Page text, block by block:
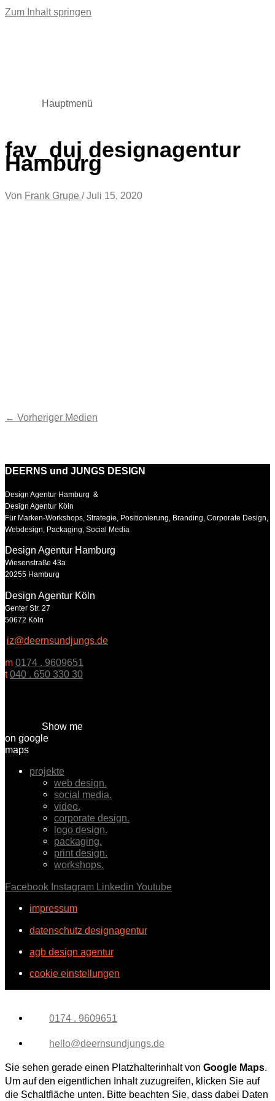
Zum Inhalt springen
Hauptmenü
fav_duj designagentur
Hamburg
Von Frank Grupe /Juli 15, 2020
← Vorheriger Medien
DEERNS und JUNGS DESIGN
Design Agentur Hamburg &
Design Agentur Köln
Für Marken-Workshops, Strategie, Positionierung, Branding, Corporate Design,
Webdesign, Packaging, Social Media
Design Agentur Hamburg
Wiesenstraße 43a
20255 Hamburg
Design Agentur Köln
Genter Str. 27
50672 Köln
iz@deernsundjungs.de
m 0174 . 9609651
t 040 . 650 330 30
Show me
on google
maps
projekte
web design.
social media.
video.
corporate design.
logo design.
packaging.
print design.
workshops.
Facebook Instagram Linkedin Youtube
impressum
datenschutz designagentur
agb design agentur
cookie einstellungen
0174 . 9609651
hello@deernsundjungs.de
Sie sehen gerade einen Platzhalterinhalt von Google Maps
Um auf den eigentlichen Inhalt zuzugreifen, klicken Sie auf
die Schaltfläche unten. Bitte beachten Sie, dass dabei Daten